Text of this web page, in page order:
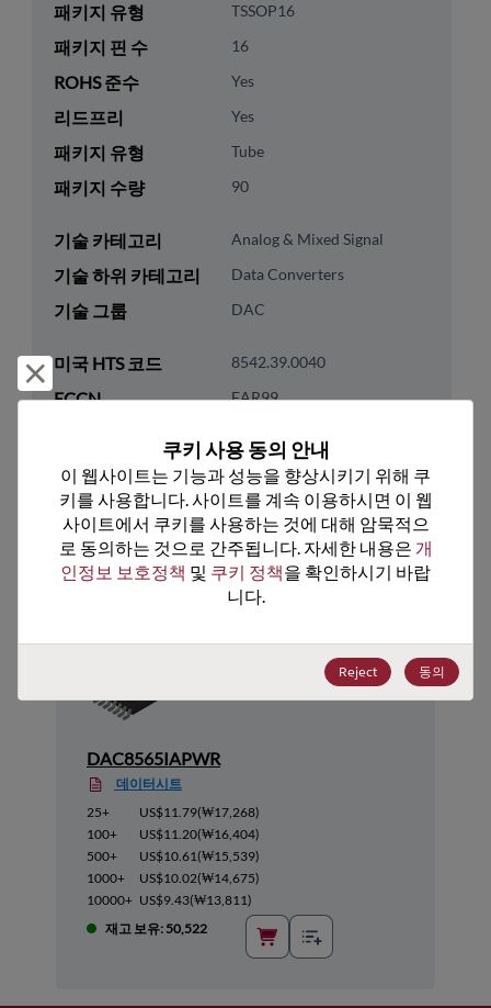
패키지 유형 TSSOP16
패키지 핀 수 16
ROHS 준수 Yes
리드프리 Yes
패키지 유형 Tube
패키지 수량 90
기술 카테고리 Analog & Mixed Signal
기술 하위 카테고리 Data Converters
기술 그룹 DAC
미국 HTS 코드 8542.39.0040
ECCN EAR99
추천 대체 제품
DAC8565IAPWR
데이터시트
25+
US$11.79(₩17,268)
100+
US$11.20(₩16,404)
500+
US$10.61(₩15,539)
1000+
US$10.02(₩14,675)
10000+ US$9.43(₩13,811)
재고 보유: 50,522
거부 및 닫기
쿠키 사용 동의 안내
이 웹사이트는 기능과 성능을 향상시키기 위해 쿠
키를 사용합니다. 사이트를 계속 이용하시면 이 웹
사이트에서 쿠키를 사용하는 것에 대해 암묵적으
로 동의하는 것으로 간주됩니다. 자세한 내용은 개
인정보 보호정책 및 쿠키 정책을 확인하시기 바랍
니다.
Reject 동의